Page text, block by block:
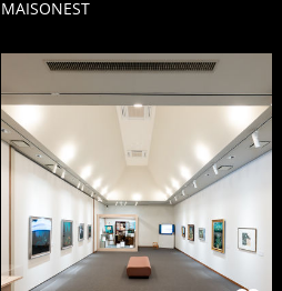
MAISONEST